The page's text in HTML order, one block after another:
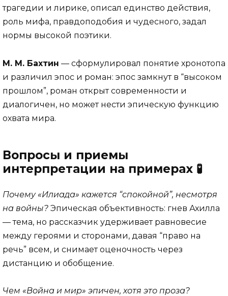
трагедии и лирике, описал единство действия,
роль мифа, правдоподобия и чудесного, задал
нормы высокой поэтики.
М. М. Бахтин — сформулировал понятие хронотопа
и различил эпос и роман: эпос замкнут в “высоком
прошлом”, роман открыт современности и
диалогичен, но может нести эпическую функцию
охвата мира.
Вопросы и приемы
интерпретации на примерах 🧪
Почему «Илиада» кажется “спокойной”, несмотря
на войны? Эпическая объективность: гнев Ахилла
— тема, но рассказчик удерживает равновесие
между героями и сторонами, давая “право на
речь” всем, и снимает оценочность через
дистанцию и обобщение.
Чем «Война и мир» эпичен, хотя это проза?